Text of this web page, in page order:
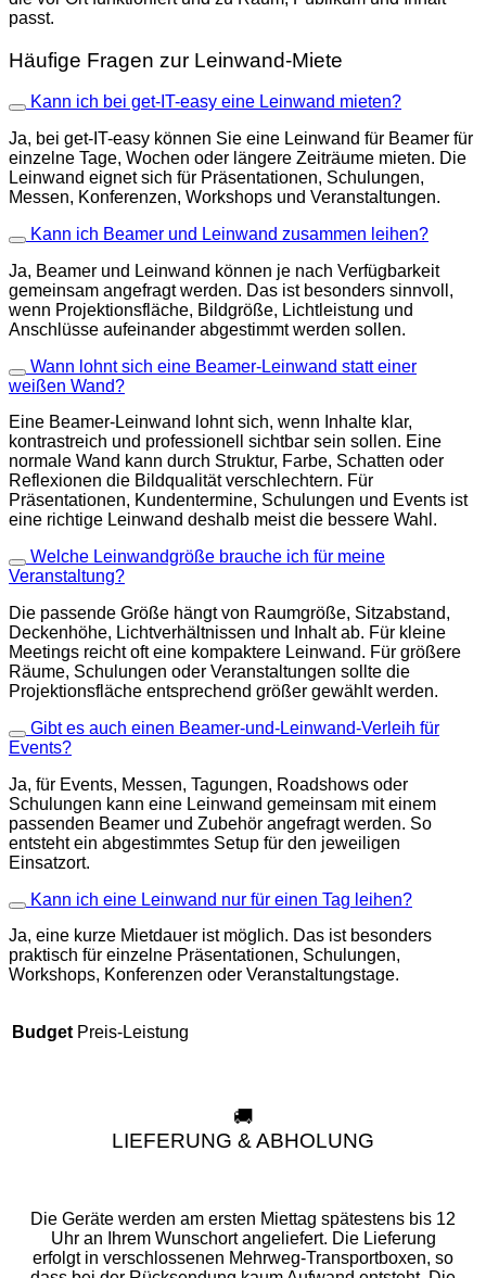
passt.
Häufige Fragen zur Leinwand-Miete
Kann ich bei get-IT-easy eine Leinwand mieten?
Ja, bei get-IT-easy können Sie eine Leinwand für Beamer für
einzelne Tage, Wochen oder längere Zeiträume mieten. Die
Leinwand eignet sich für Präsentationen, Schulungen,
Messen, Konferenzen, Workshops und Veranstaltungen.
Kann ich Beamer und Leinwand zusammen leihen?
Ja, Beamer und Leinwand können je nach Verfügbarkeit
gemeinsam angefragt werden. Das ist besonders sinnvoll,
wenn Projektionsfläche, Bildgröße, Lichtleistung und
Anschlüsse aufeinander abgestimmt werden sollen.
Wann lohnt sich eine Beamer-Leinwand statt einer
weißen Wand?
Eine Beamer-Leinwand lohnt sich, wenn Inhalte klar,
kontrastreich und professionell sichtbar sein sollen. Eine
normale Wand kann durch Struktur, Farbe, Schatten oder
Reflexionen die Bildqualität verschlechtern. Für
Präsentationen, Kundentermine, Schulungen und Events ist
eine richtige Leinwand deshalb meist die bessere Wahl.
Welche Leinwandgröße brauche ich für meine
Veranstaltung?
Die passende Größe hängt von Raumgröße, Sitzabstand,
Deckenhöhe, Lichtverhältnissen und Inhalt ab. Für kleine
Meetings reicht oft eine kompaktere Leinwand. Für größere
Räume, Schulungen oder Veranstaltungen sollte die
Projektionsfläche entsprechend größer gewählt werden.
Gibt es auch einen Beamer-und-Leinwand-Verleih für
Events?
Ja, für Events, Messen, Tagungen, Roadshows oder
Schulungen kann eine Leinwand gemeinsam mit einem
passenden Beamer und Zubehör angefragt werden. So
entsteht ein abgestimmtes Setup für den jeweiligen
Einsatzort.
Kann ich eine Leinwand nur für einen Tag leihen?
Ja, eine kurze Mietdauer ist möglich. Das ist besonders
praktisch für einzelne Präsentationen, Schulungen,
Workshops, Konferenzen oder Veranstaltungstage.
Budget Preis-Leistung
🚚
LIEFERUNG & ABHOLUNG
Die Geräte werden am ersten Miettag spätestens bis 12
Uhr an Ihrem Wunschort angeliefert. Die Lieferung
erfolgt in verschlossenen Mehrweg-Transportboxen, so